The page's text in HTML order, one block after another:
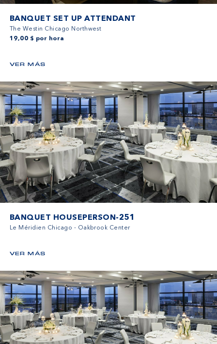
BANQUET SET UP ATTENDANT
The Westin Chicago Northwest
19,00 $ por hora
VER MÁS
BANQUET HOUSEPERSON-251
Le Méridien Chicago - Oakbrook Center
VER MÁS